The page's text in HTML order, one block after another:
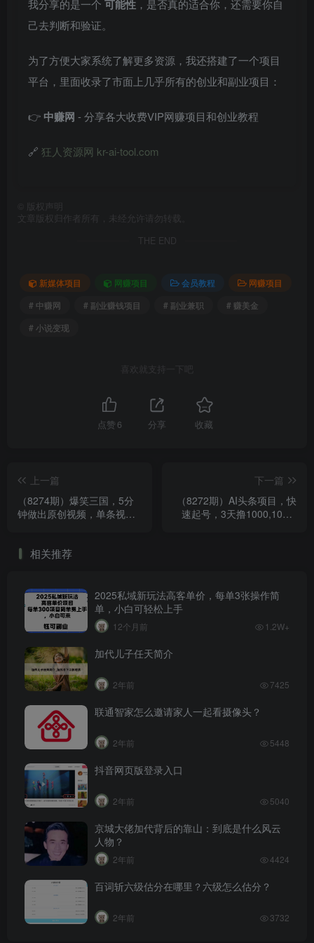
我分享的是一个 可能性 ，是否真的适合你，还需要你自
己去判断和验证。
为了方便大家系统了解更多资源，我还搭建了一个项目
平台，里面收录了市面上几乎所有的创业和副业项目：
👉 中赚网 - 分享各大收费VIP网赚项目和创业教程
🔗 狂人资源网 kr-ai-tool.com
版权声明
文章版权归作者所有，未经允许请勿转载。
THE END
新媒体项目 网赚项目 会员教程
网赚项目
# 中赚网
# 副业赚钱项目 # 副业兼职
# 赚美金
# 小说变现
喜欢就支持一下吧
点赞 6 分享 收藏
上一篇
（8274期）爆笑三国，5分
钟做出原创视频，单条视频
下一篇
（8272期）AI头条项目，快
速起号，3天撸1000,100%
相关推荐
2025私域新玩法高客单价，每单3张操作简
单，小白可轻松上手
12个月前 1.2W+
加代儿子任天简介
2年前 7425
联通智家怎么邀请家人一起看摄像头？
2年前 5448
抖音网页版登录入口
2年前 5040
京城大佬加代背后的靠山：到底是什么风云
人物？
2年前 4424
百词斩六级估分在哪里？六级怎么估分？
2年前 3732